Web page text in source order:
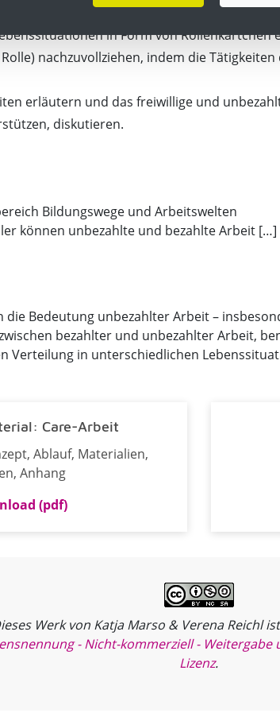
Care-Arbeit verrichten.
in Form von Rollenkärtchen
nachzuvollziehen, indem die
erläutern und das freiwillige und
diskutieren.
Bildungswege und Arbeitswelten
können unbezahlte und bezahlte Arbeit […]
Bedeutung unbezahlter Arbeit –
bezahlter und unbezahlter Arbeit,
Verteilung in unterschiedlichen
Care-Arbeit
Ablauf, Materialien,
Anhang
(pdf)
Werk von Katja Marso & Verena Reichl
- Nicht-kommerziell -
Lizenz.